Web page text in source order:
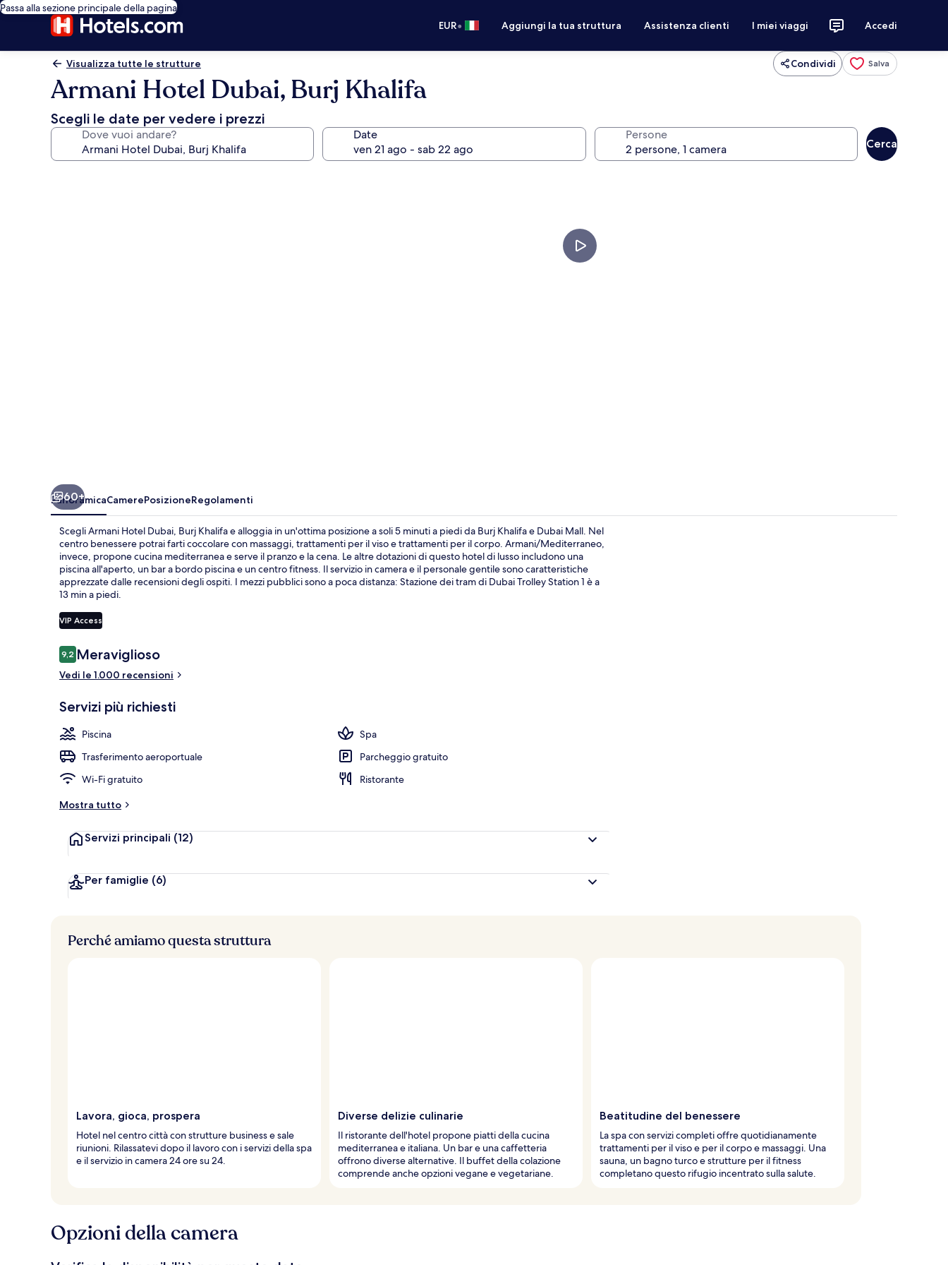
Passa alla sezione principale della pagina
EUR• Aggiungi la tua struttura Assistenza clienti I miei viaggi Accedi
Visualizza tutte le strutture Condividi Salva
Armani Hotel Dubai, Burj Khalifa
Scegli le date per vedere i prezzi
Dove vuoi andare? Date Persone
Cerca
Piscina all'aperto, lettini
60+
PanoramicaCamerePosizioneRegolamenti
Scegli Armani Hotel Dubai, Burj Khalifa e alloggia in un'ottima posizione a soli 5 minuti a piedi da Burj Khalifa e Dubai Mall. Nel
centro benessere potrai farti coccolare con massaggi, trattamenti per il viso e trattamenti per il corpo. Armani/Mediterraneo,
invece, propone cucina mediterranea e serve il pranzo e la cena. Le altre dotazioni di questo hotel di lusso includono una
piscina all'aperto, un bar a bordo piscina e un centro fitness. Il servizio in camera e il personale gentile sono caratteristiche
apprezzate dalle recensioni degli ospiti. I mezzi pubblici sono a poca distanza: Stazione dei tram di Dubai Trolley Station 1 è a
13 min a piedi.
VIP Access
Recensioni
9,29,2 su 10
Meraviglioso
Vedi le 1.000 recensioni
Servizi più richiesti
Piscina
Spa
Trasferimento aeroportuale
Parcheggio gratuito
Wi-Fi gratuito
Ristorante
Mostra tutto
Servizi principali (12)
Per famiglie (6)
Perché amiamo questa struttura
Lavora, gioca, prospera
Hotel nel centro città con strutture business e sale
riunioni. Rilassatevi dopo il lavoro con i servizi della spa
e il servizio in camera 24 ore su 24.
Diverse delizie culinarie
Il ristorante dell'hotel propone piatti della cucina
mediterranea e italiana. Un bar e una caffetteria
offrono diverse alternative. Il buffet della colazione
comprende anche opzioni vegane e vegetariane.
Beatitudine del benessere
La spa con servizi completi offre quotidianamente
trattamenti per il viso e per il corpo e massaggi. Una
sauna, un bagno turco e strutture per il fitness
completano questo rifugio incentrato sulla salute.
Opzioni della camera